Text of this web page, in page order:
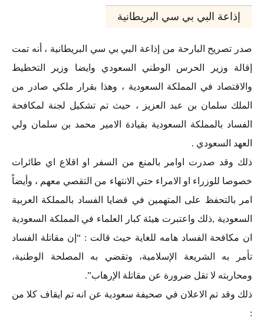
إذاعة البي بي سي البريطانية
صدر تصريح البارحة من إذاعة البي بي سي البريطانية ، أنه تمت
إقالة وزير الحرس الوطني السعودي وايضا وزير التخطيط
والاقتصاد في المملكة السعودية ، وهذا بقرار ملكي صادر من
الملك سلمان بن عبد العزيز ، حيث تم تشكيل لجنة لمكافحة
الفساد بالمملكة السعودية بقيادة الامير محمد بن سلمان ولي
العهد السعودي .
ذلك وقد صدرت اوامر بالمنع من السفر او اقلاع اي طائرات
خصوصا للوزراء او الامراء حتي الانتهاء من التقصي معهم ، وأيضاً
امر بالتحفظ على المتهمين في قضايا الفساد بالمملكة العربية
السعودية ,ذلك واعتبرت هيئة كبار العلماء في المملكة السعودية
ان مكافحة الفساد هامه للغاية حيث قالت : “إن مقاتلة الفساد
تأمر به الشريعة الإسلامية، وتقضي به المصلحة الوطنية،
ومحاربته لا تقل ضرورة عن مقاتلة الإرهاب”.
ذلك وقد تم الاعلان في صحيفة سعودية عن انه تم ايقاف كلا من
: